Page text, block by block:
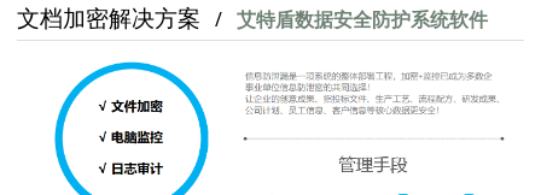
文档加密解决方案 / 艾特盾数据安全防护系统软件